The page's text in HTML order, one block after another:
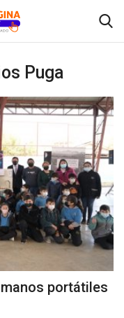
Puga
portátiles